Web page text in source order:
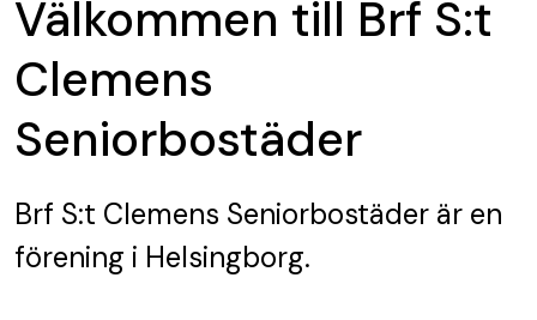
Välkommen till Brf S:t
Clemens
Seniorbostäder
Brf S:t Clemens Seniorbostäder är en
förening i Helsingborg.